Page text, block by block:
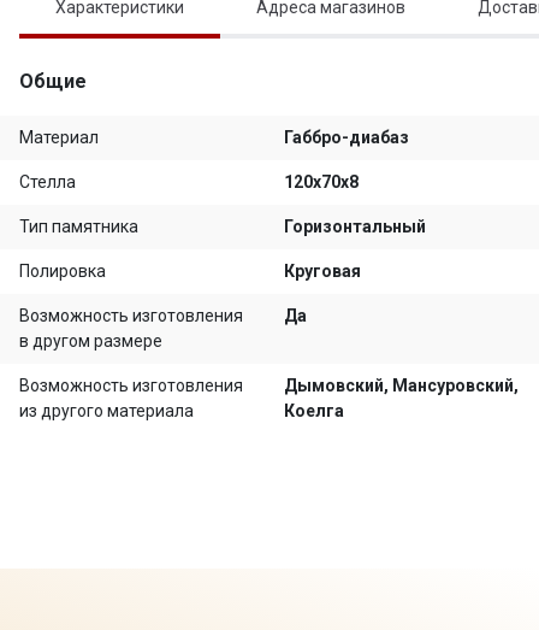
Характеристики Адреса магазинов
Общие
Материал Габбро-диабаз
Стелла 120х70х8
Тип памятника Горизонтальный
Полировка Круговая
Возможность изготовления
в другом размере
Да
Возможность изготовления
из другого материала
Дымовский, Мансуровский,
Коелга